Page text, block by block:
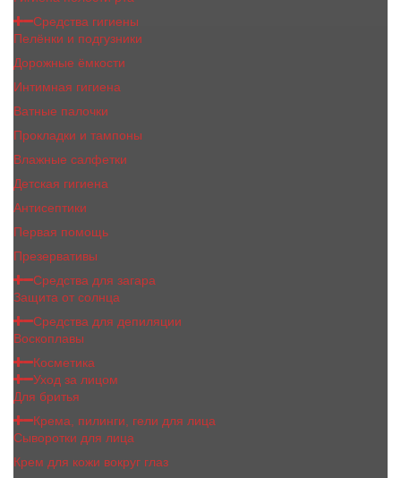
Средства гигиены
Пелёнки и подгузники
Дорожные ёмкости
Интимная гигиена
Ватные палочки
Прокладки и тампоны
Влажные салфетки
Детская гигиена
Антисептики
Первая помощь
Презервативы
Средства для загара
Защита от солнца
Средства для депиляции
Воскоплавы
Косметика
Уход за лицом
Для бритья
Крема, пилинги, гели для лица
Сыворотки для лица
Крем для кожи вокруг глаз